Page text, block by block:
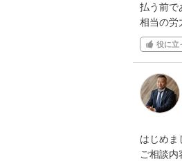
払う前で
相当の労
役に立
はじめま
ご相談内